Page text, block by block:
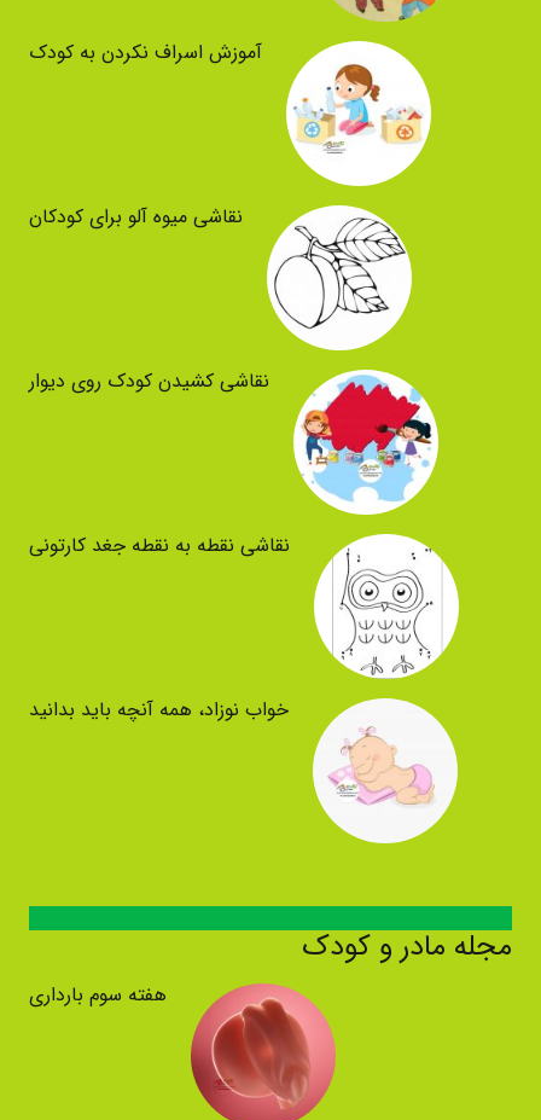
آموزش اسراف نکردن به کودک
نقاشی میوه آلو برای کودکان
نقاشی کشیدن کودک روی دیوار
نقاشی نقطه به نقطه جغد کارتونی
خواب نوزاد، همه آنچه باید بدانید
مجله مادر و کودک
هفته سوم بارداری